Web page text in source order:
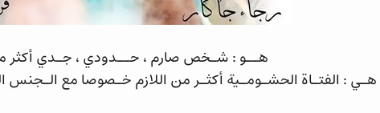
هــو : شـخص صارم ، حــدودي ، جـدي أكثر
هـي : الفتـاة الحشـومـية أكثـر من اللازم خـصوصا مع